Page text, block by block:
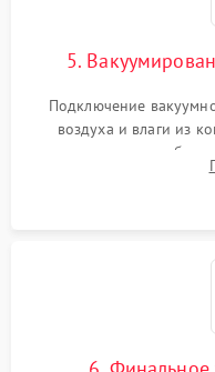
5.
Подключение
воздуха и влаги из
дозированным
электронным весам.